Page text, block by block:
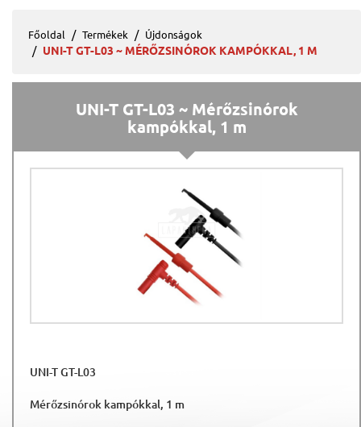
Főoldal Termékek Újdonságok
UNI-T GT-L03 ~ MÉRŐZSINÓROK KAMPÓKKAL, 1 M
UNI-T GT-L03 ~ Mérőzsinórok
kampókkal, 1 m
UNI-T GT-L03
Mérőzsinórok kampókkal, 1 m